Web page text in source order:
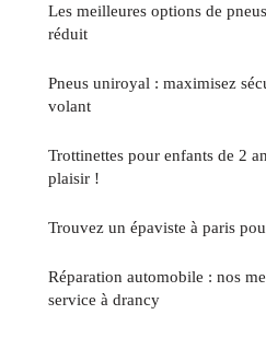
Les meilleures options de
réduit
Pneus uniroyal : maximisez
volant
Trottinettes pour enfants de 2
plaisir !
Trouvez un épaviste à paris
Réparation automobile : nos
service à drancy